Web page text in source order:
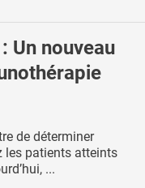
: Un nouveau
de déterminer
les patients atteints
...